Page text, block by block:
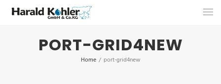
PORT-GRID4NEW
Home / port-grid4new